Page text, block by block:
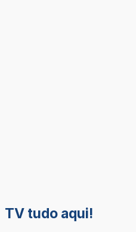
TV tudo aqui!